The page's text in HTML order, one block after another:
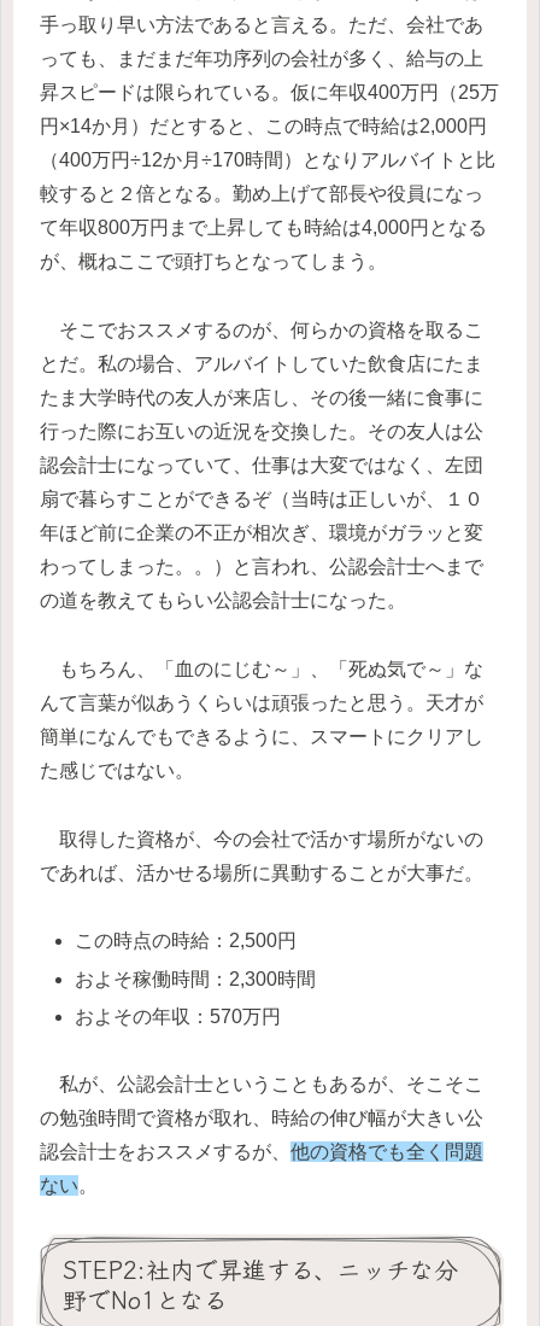
手っ取り早い方法であると言える。ただ、会社であ
っても、まだまだ年功序列の会社が多く、給与の上
昇スピードは限られている。仮に年収400万円（25万
円×14か月）だとすると、この時点で時給は2,000円
（400万円÷12か月÷170時間）となりアルバイトと比
較すると２倍となる。勤め上げて部長や役員になっ
て年収800万円まで上昇しても時給は4,000円となる
が、概ねここで頭打ちとなってしまう。
そこでおススメするのが、何らかの資格を取るこ
とだ。私の場合、アルバイトしていた飲食店にたま
たま大学時代の友人が来店し、その後一緒に食事に
行った際にお互いの近況を交換した。その友人は公
認会計士になっていて、仕事は大変ではなく、左団
扇で暮らすことができるぞ（当時は正しいが、１０
年ほど前に企業の不正が相次ぎ、環境がガラッと変
わってしまった。。）と言われ、公認会計士へまで
の道を教えてもらい公認会計士になった。
もちろん、「血のにじむ～」、「死ぬ気で～」な
んて言葉が似あうくらいは頑張ったと思う。天才が
簡単になんでもできるように、スマートにクリアし
た感じではない。
取得した資格が、今の会社で活かす場所がないの
であれば、活かせる場所に異動することが大事だ。
この時点の時給：2,500円
およそ稼働時間：2,300時間
およその年収：570万円
私が、公認会計士ということもあるが、そこそこ
の勉強時間で資格が取れ、時給の伸び幅が大きい公
認会計士をおススメするが、 他の資格でも全く問題
ない。
STEP2:社内で昇進する、ニッチな分
野でNo1となる